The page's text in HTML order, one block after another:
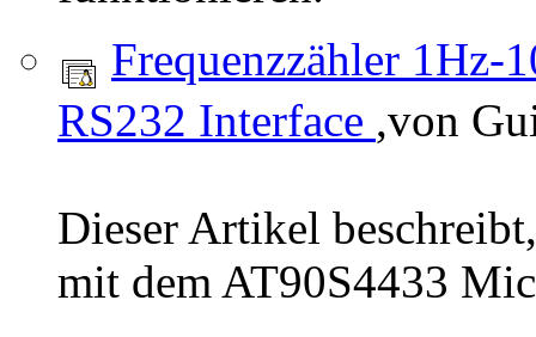
Frequenzzähler
RS232 Interface ,von
Dieser Artikel
mit dem AT90S4433